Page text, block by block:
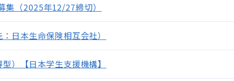
（2025年12/27締切）
日本生命保険相互会社）
）【日本学生支援機構】